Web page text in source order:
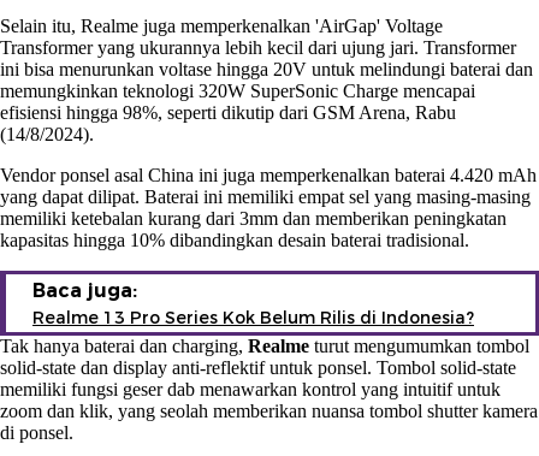
Selain itu, Realme juga memperkenalkan 'AirGap' Voltage
Transformer yang ukurannya lebih kecil dari ujung jari. Transformer
ini bisa menurunkan voltase hingga 20V untuk melindungi baterai dan
memungkinkan teknologi 320W SuperSonic Charge mencapai
efisiensi hingga 98%, seperti dikutip dari GSM Arena, Rabu
(14/8/2024).
Vendor ponsel asal China ini juga memperkenalkan baterai 4.420 mAh
yang dapat dilipat. Baterai ini memiliki empat sel yang masing-masing
memiliki ketebalan kurang dari 3mm dan memberikan peningkatan
kapasitas hingga 10% dibandingkan desain baterai tradisional.
Baca juga:
Realme 13 Pro Series Kok Belum Rilis di Indonesia?
Tak hanya baterai dan charging, Realme turut mengumumkan tombol
solid-state dan display anti-reflektif untuk ponsel. Tombol solid-state
memiliki fungsi geser dab menawarkan kontrol yang intuitif untuk
zoom dan klik, yang seolah memberikan nuansa tombol shutter kamera
di ponsel.